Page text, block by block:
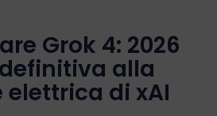
Grok 4: 2026
alla
di xAI